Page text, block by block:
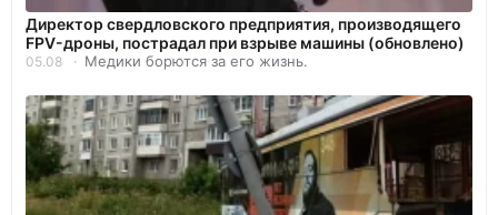
Директор свердловского предприятия, производящего
FPV-дроны, пострадал при взрыве машины (обновлено)
05.08 Медики борются за его жизнь.